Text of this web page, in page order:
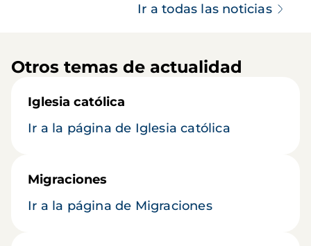
Ir a todas las noticias
Otros temas de actualidad
Iglesia católica
Ir a la página de Iglesia católica
Migraciones
Ir a la página de Migraciones